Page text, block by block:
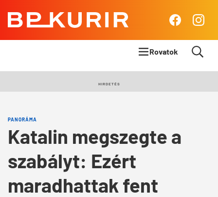
Body & Mind
Queens Blog
Rovatok
HIRDETÉS
PANORÁMA
Katalin megszegte a
szabályt: Ezért
maradhattak fent